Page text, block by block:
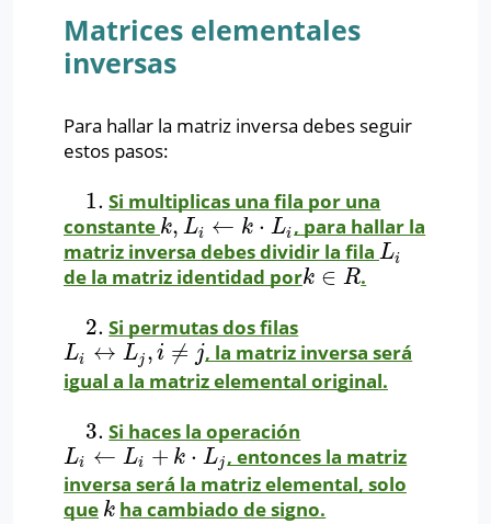
Matrices elementales
inversas
Para hallar la matriz inversa debes seguir
estos pasos:
1.
1. Si multiplicas una fila por una
constante k, Li ← k ⋅ Li
k,Li← k⋅Li
, para hallar la
matriz inversa debes dividir la fila Li
Li
de la matriz identidad pork ∈ R
k∈R .
2.
2. Si permutas dos filas
Li ↔ Lj , i ≠ j
Li↔Lj, ≠j
, la matriz inversa será
igual a la matriz elemental original.
3.
3. Si haces la operación
Li ← Li + k ⋅ Lj
Li←Li+ k⋅L
, entonces la matriz
inversa será la matriz elemental, solo
que k
k ha cambiado de signo.